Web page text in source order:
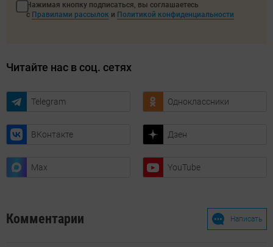
Нажимая кнопку подписаться, вы соглашаетесь
с Правилами рассылок и Политикой конфиденциальности
Читайте нас в соц. сетях
Telegram Одноклассники
ВКонтакте Дзен
Max YouTube
Комментарии Написать